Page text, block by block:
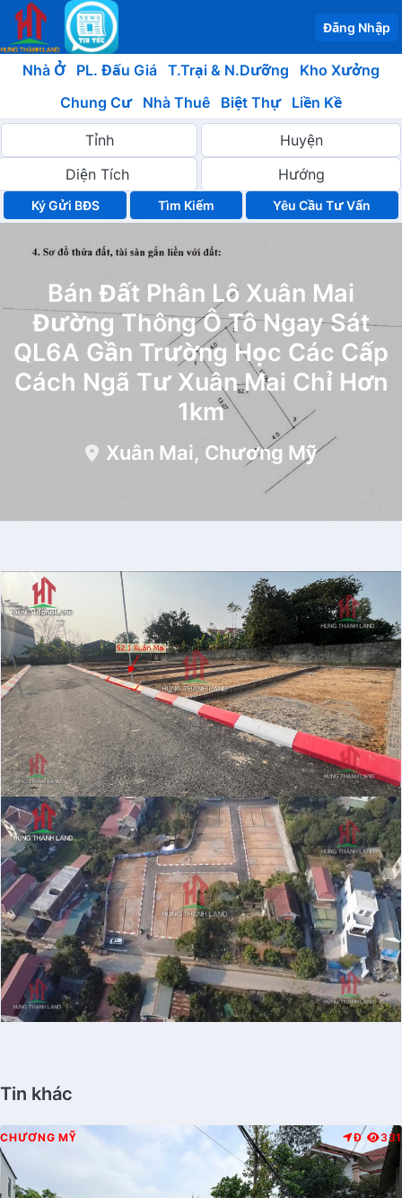
Đăng Nhập
Nhà Ở PL. Đấu Giá T.Trại & N.Dưỡng
Kho Xưởng
Chung Cư
Nhà Thuê Biệt Thự Liền Kề
Ký Gửi BĐS Yêu Cầu Tư Vấn
Bán Đất Phân Lô Xuân Mai
Đường Thông Ô Tô Ngay Sát
QL6A Gần Trường Học Các Cấp
Cách Ngã Tư Xuân Mai Chỉ Hơn
1km
Xuân Mai, Chương Mỹ
Tin khác
CHƯƠNG MỸ Đ 331